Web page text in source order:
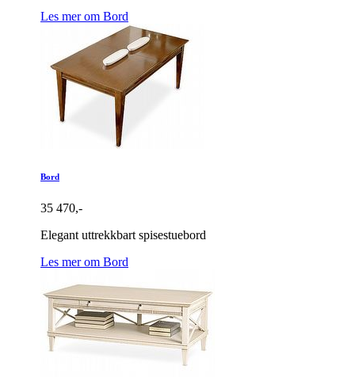
Les mer om Bord
Bord
35 470,-
Elegant uttrekkbart spisestuebord
Les mer om Bord